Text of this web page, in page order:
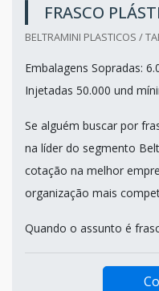
FRASCO
BELTRAMINI PLASTICOS /
Embalagens Sopradas:
Injetadas 50.000 und
Se alguém buscar por
na líder do segmento
cotação na melhor
organização mais
Quando o assunto é